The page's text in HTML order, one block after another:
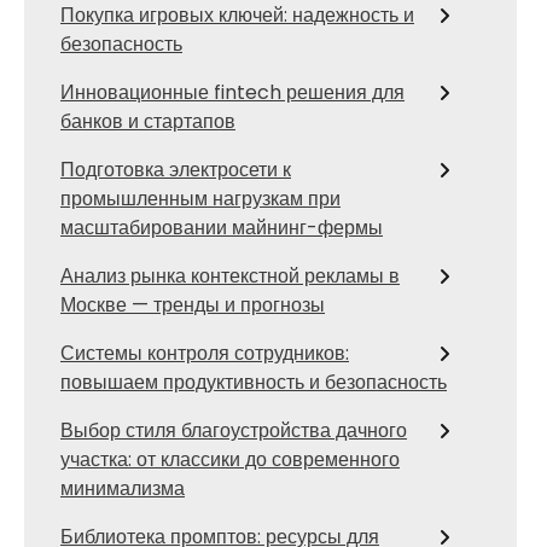
Покупка игровых ключей: надежность и
безопасность
Инновационные fintech решения для
банков и стартапов
Подготовка электросети к
промышленным нагрузкам при
масштабировании майнинг-фермы
Анализ рынка контекстной рекламы в
Москве — тренды и прогнозы
Системы контроля сотрудников:
повышаем продуктивность и безопасность
Выбор стиля благоустройства дачного
участка: от классики до современного
минимализма
Библиотека промптов: ресурсы для